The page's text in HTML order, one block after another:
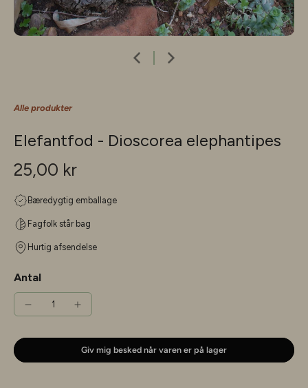
Alle produkter
Elefantfod - Dioscorea elephantipes
25,00 kr
Bæredygtig emballage
Fagfolk står bag
Hurtig afsendelse
Antal
Giv mig besked når varen er på lager